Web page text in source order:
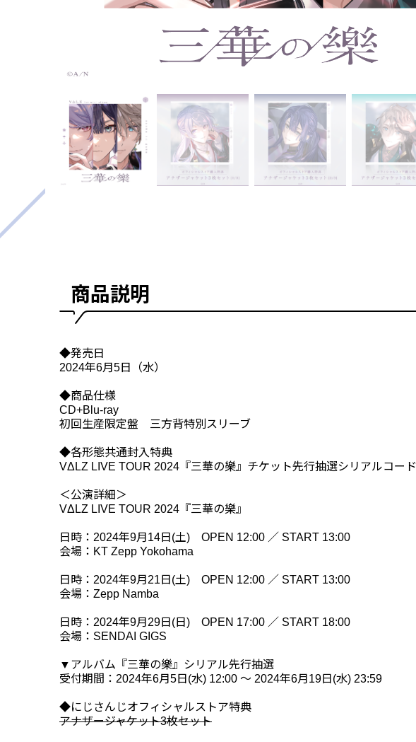
商品説明
◆発売日
2024年6月5日（水）
◆商品仕様
CD+Blu-ray
初回生産限定盤 三方背特別スリーブ
◆各形態共通封入特典
VΔLZ LIVE TOUR 2024『三華の樂』チケット先行抽選シリアルコード
＜公演詳細＞
VΔLZ LIVE TOUR 2024『三華の樂』
日時：2024年9月14日(土) OPEN 12:00 ／ START 13:00
会場：KT Zepp Yokohama
日時：2024年9月21日(土) OPEN 12:00 ／ START 13:00
会場：Zepp Namba
日時：2024年9月29日(日) OPEN 17:00 ／ START 18:00
会場：SENDAI GIGS
▼アルバム『三華の樂』シリアル先行抽選
受付期間：2024年6月5日(水) 12:00 ～ 2024年6月19日(水) 23:59
◆にじさんじオフィシャルストア特典
アナザージャケット3枚セット